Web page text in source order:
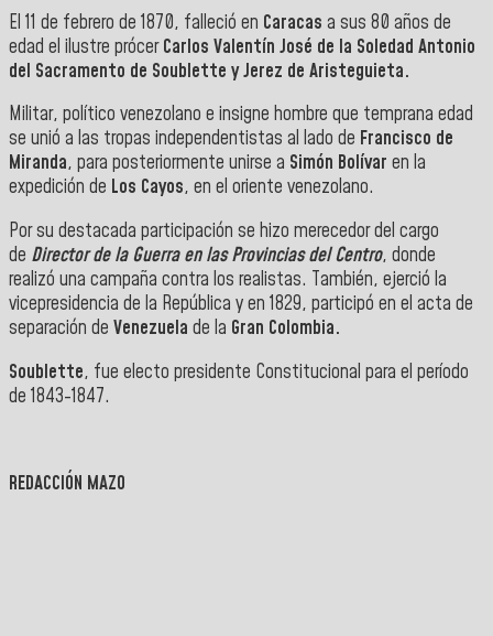
El 11 de febrero de 1870, falleció en Caracas a sus 80 años de
edad el ilustre prócerCarlos Valentín José de la Soledad Antonio
del Sacramento de Soublette y Jerez de Aristeguieta.
Militar, político venezolano e insigne hombre que temprana edad
se unió a las tropas independentistas al lado de Francisco de
Miranda, para posteriormente unirse a Simón Bolívar en la
expedición de Los Cayos, en el oriente venezolano.
Por su destacada participación se hizo merecedor del cargo
de Director de la Guerra en lasProvincias del Centro, donde
realizó una campaña contra los realistas. También, ejerció la
vicepresidencia de la República y en 1829, participó en el acta de
separación de Venezuela de la Gran Colombia.
Soublette, fue electo presidente Constitucional para el período
de 1843-1847.
REDACCIÓN MAZO